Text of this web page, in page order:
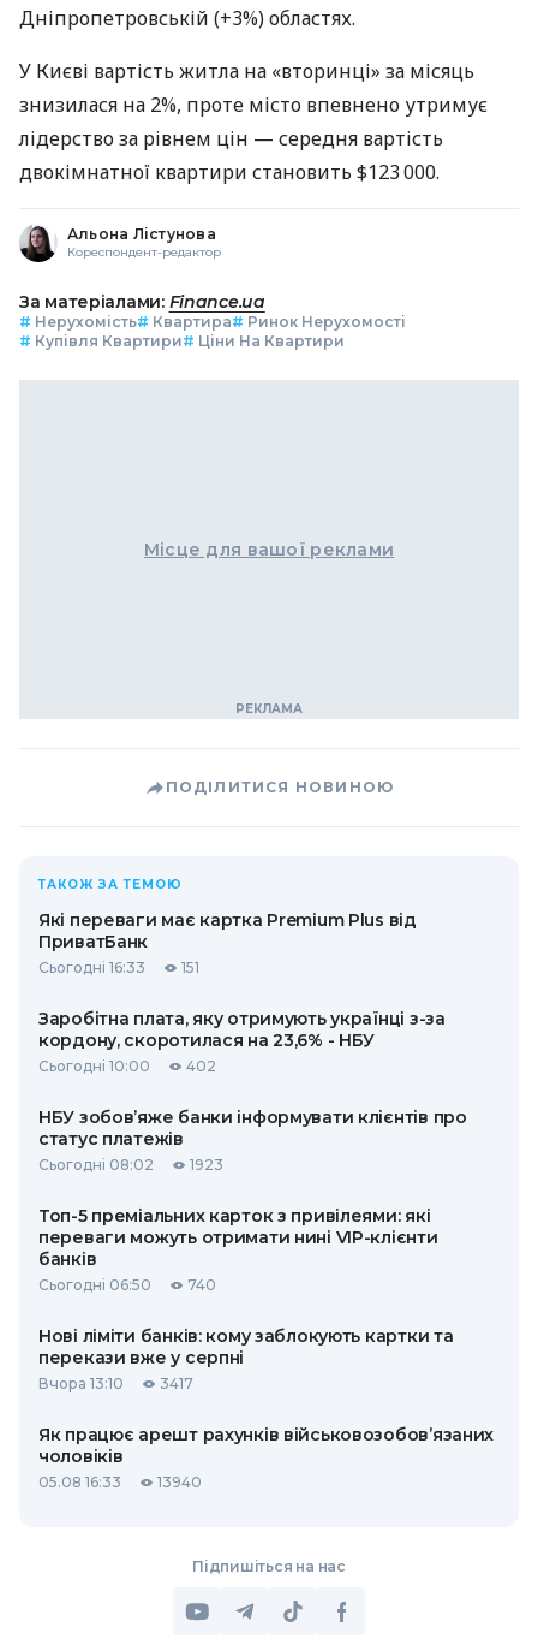
Дніпропетровській (+3%) областях.
У Києві вартість житла на «вторинці» за місяць
знизилася на 2%, проте місто впевнено утримує
лідерство за рівнем цін — середня вартість
двокімнатної квартири становить $123 000.
Альона Лістунова
Кореспондент-редактор
За матеріалами: Finance.ua
# Нерухомість# Квартира# Ринок Нерухомості
# Купівля Квартири# Ціни На Квартири
Місце для вашої реклами
ПОДІЛИТИСЯ НОВИНОЮ
ТАКОЖ ЗА ТЕМОЮ
Які переваги має картка Premium Plus від
ПриватБанк
Сьогодні 16:33 151
Заробітна плата, яку отримують українці з-за
кордону, скоротилася на 23,6% - НБУ
Сьогодні 10:00 402
НБУ зобов’яже банки інформувати клієнтів про
статус платежів
Сьогодні 08:02 1923
Топ-5 преміальних карток з привілеями: які
переваги можуть отримати нині VIP-клієнти
банків
Сьогодні 06:50 740
Нові ліміти банків: кому заблокують картки та
перекази вже у серпні
Вчора 13:10 3417
Як працює арешт рахунків військовозобов’язаних
чоловіків
05.08 16:33 13940
Підпишіться на нас